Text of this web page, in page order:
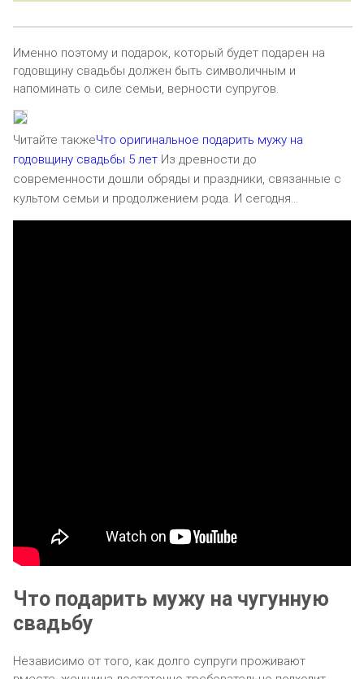
Именно поэтому и подарок, который будет подарен на
годовщину свадьбы должен быть символичным и
напоминать о силе семьи, верности супругов.
Читайте такжеЧто оригинальное подарить мужу на
годовщину свадьбы 5 лет Из древности до
современности дошли обряды и праздники, связанные с
культом семьи и продолжением рода. И сегодня…
Что подарить мужу на чугунную
свадьбу
Независимо от того, как долго супруги проживают